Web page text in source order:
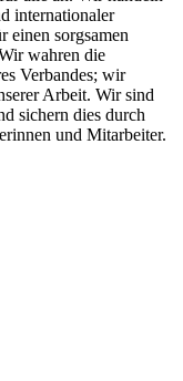
internationaler
einen sorgsamen
wahren die
Verbandes; wir
Arbeit. Wir sind
sichern dies durch
und Mitarbeiter.